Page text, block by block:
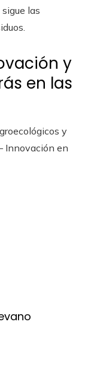
las
y
en las
y
Innovación en